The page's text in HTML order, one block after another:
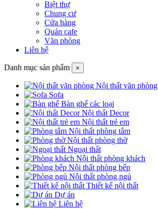
Biệt thự
Chung cư
Cửa hàng
Quán cafe
Văn phòng
Liên hệ
Danh mục sản phẩm ×
Nội thất văn phòng
Sofa
Bàn ghế các loại
Nội thất Decor
Nội thất trẻ em
Nội thất phòng tắm
Nội thất phòng thờ
Ngoại thất
Nội thất phòng khách
Nội thất phòng bếp
Nội thất phòng ngủ
Thiết kế nội thất
Dự án
Liên hệ